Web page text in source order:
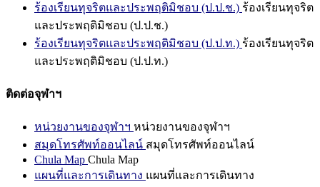
ร้องเรียนทุจริตและประพฤติมิชอบ (ป.ป.ช.) ร้องเรียนทุจริต
และประพฤติมิชอบ (ป.ป.ช.)
ร้องเรียนทุจริตและประพฤติมิชอบ (ป.ป.ท.) ร้องเรียนทุจริต
และประพฤติมิชอบ (ป.ป.ท.)
ติดต่อจุฬาฯ
หน่วยงานของจุฬาฯ หน่วยงานของจุฬาฯ
สมุดโทรศัพท์ออนไลน์ สมุดโทรศัพท์ออนไลน์
Chula Map Chula Map
แผนที่และการเดินทาง แผนที่และการเดินทาง